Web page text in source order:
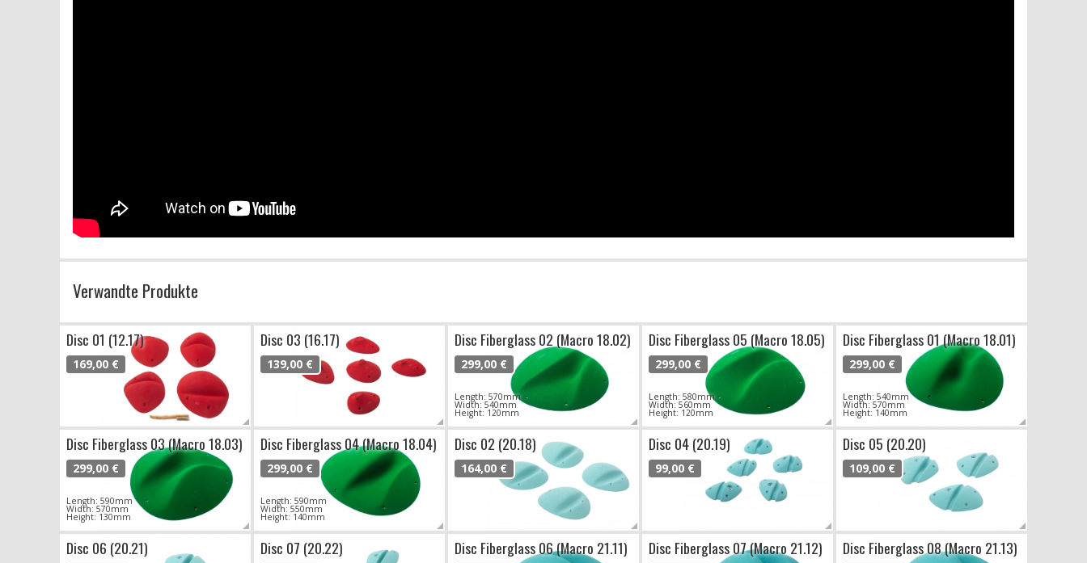
Verwandte Produkte
Disc 01 (12.17)
169,00 €
Disc 03 (16.17)
139,00 €
Disc Fiberglass 02 (Macro 18.02)
299,00 €
Length: 570mm
Width: 540mm
Height: 120mm
Disc Fiberglass 05 (Macro 18.05)
299,00 €
Length: 580mm
Width: 560mm
Height: 120mm
Disc Fiberglass 01 (Macro 18.01)
299,00 €
Length: 540mm
Width: 570mm
Height: 140mm
Disc Fiberglass 03 (Macro 18.03)
299,00 €
Length: 590mm
Width: 570mm
Height: 130mm
Disc Fiberglass 04 (Macro 18.04)
299,00 €
Length: 590mm
Width: 550mm
Height: 140mm
Disc 02 (20.18)
164,00 €
Disc 04 (20.19)
99,00 €
Disc 05 (20.20)
109,00 €
Disc 06 (20.21) Disc 07 (20.22) Disc Fiberglass 06 (Macro 21.11) Disc Fiberglass 07 (Macro 21.12) Disc Fiberglass 08 (Macro 21.13)